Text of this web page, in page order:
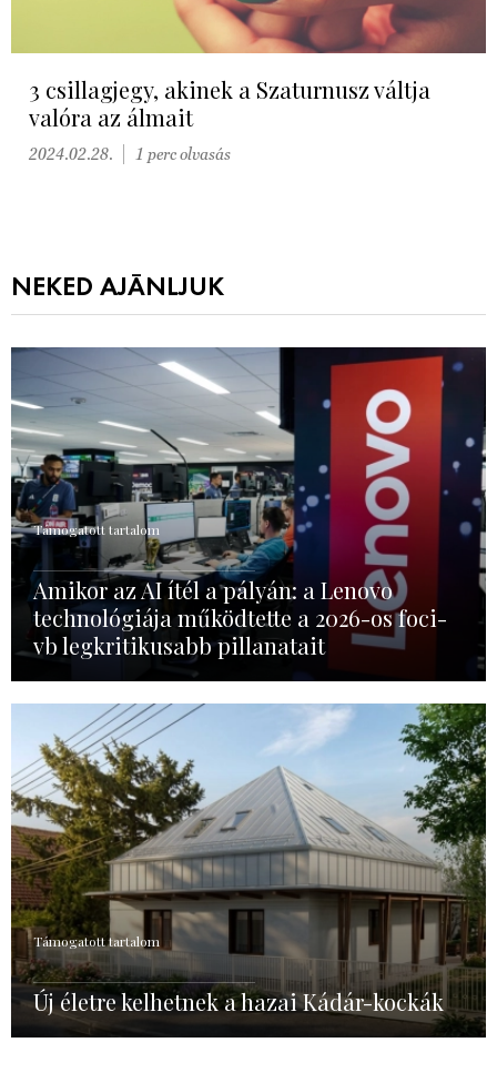
3 csillagjegy, akinek a Szaturnusz váltja
valóra az álmait
2024.02.28. 1 perc olvasás
NEKED AJÁNLJUK
Támogatott tartalom
Amikor az AI ítél a pályán: a Lenovo
technológiája működtette a 2026-os foci-
vb legkritikusabb pillanatait
Támogatott tartalom
Új életre kelhetnek a hazai Kádár-kockák